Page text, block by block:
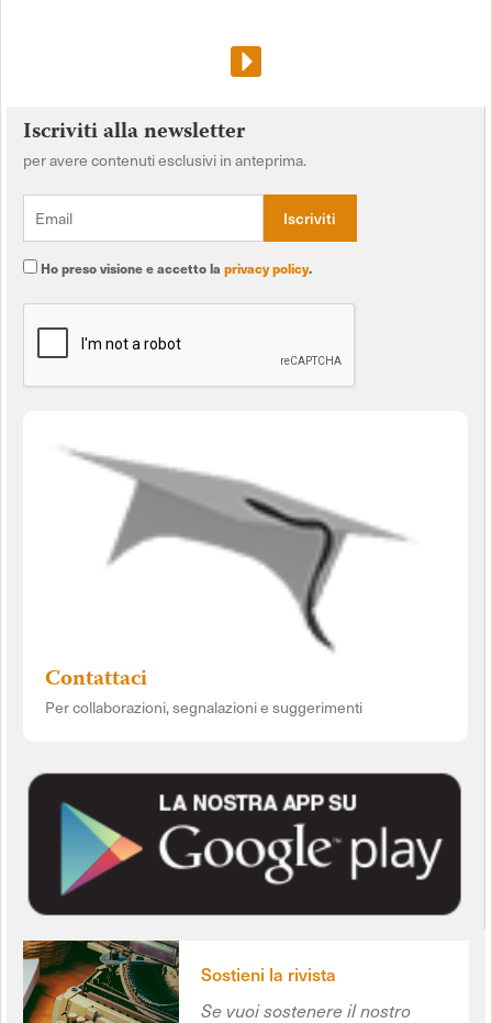
Iscriviti alla newsletter
per avere contenuti esclusivi in anteprima.
Ho preso visione e accetto la privacy policy.
Contattaci
Per collaborazioni, segnalazioni e suggerimenti
Sostieni la rivista
Se vuoi sostenere il nostro